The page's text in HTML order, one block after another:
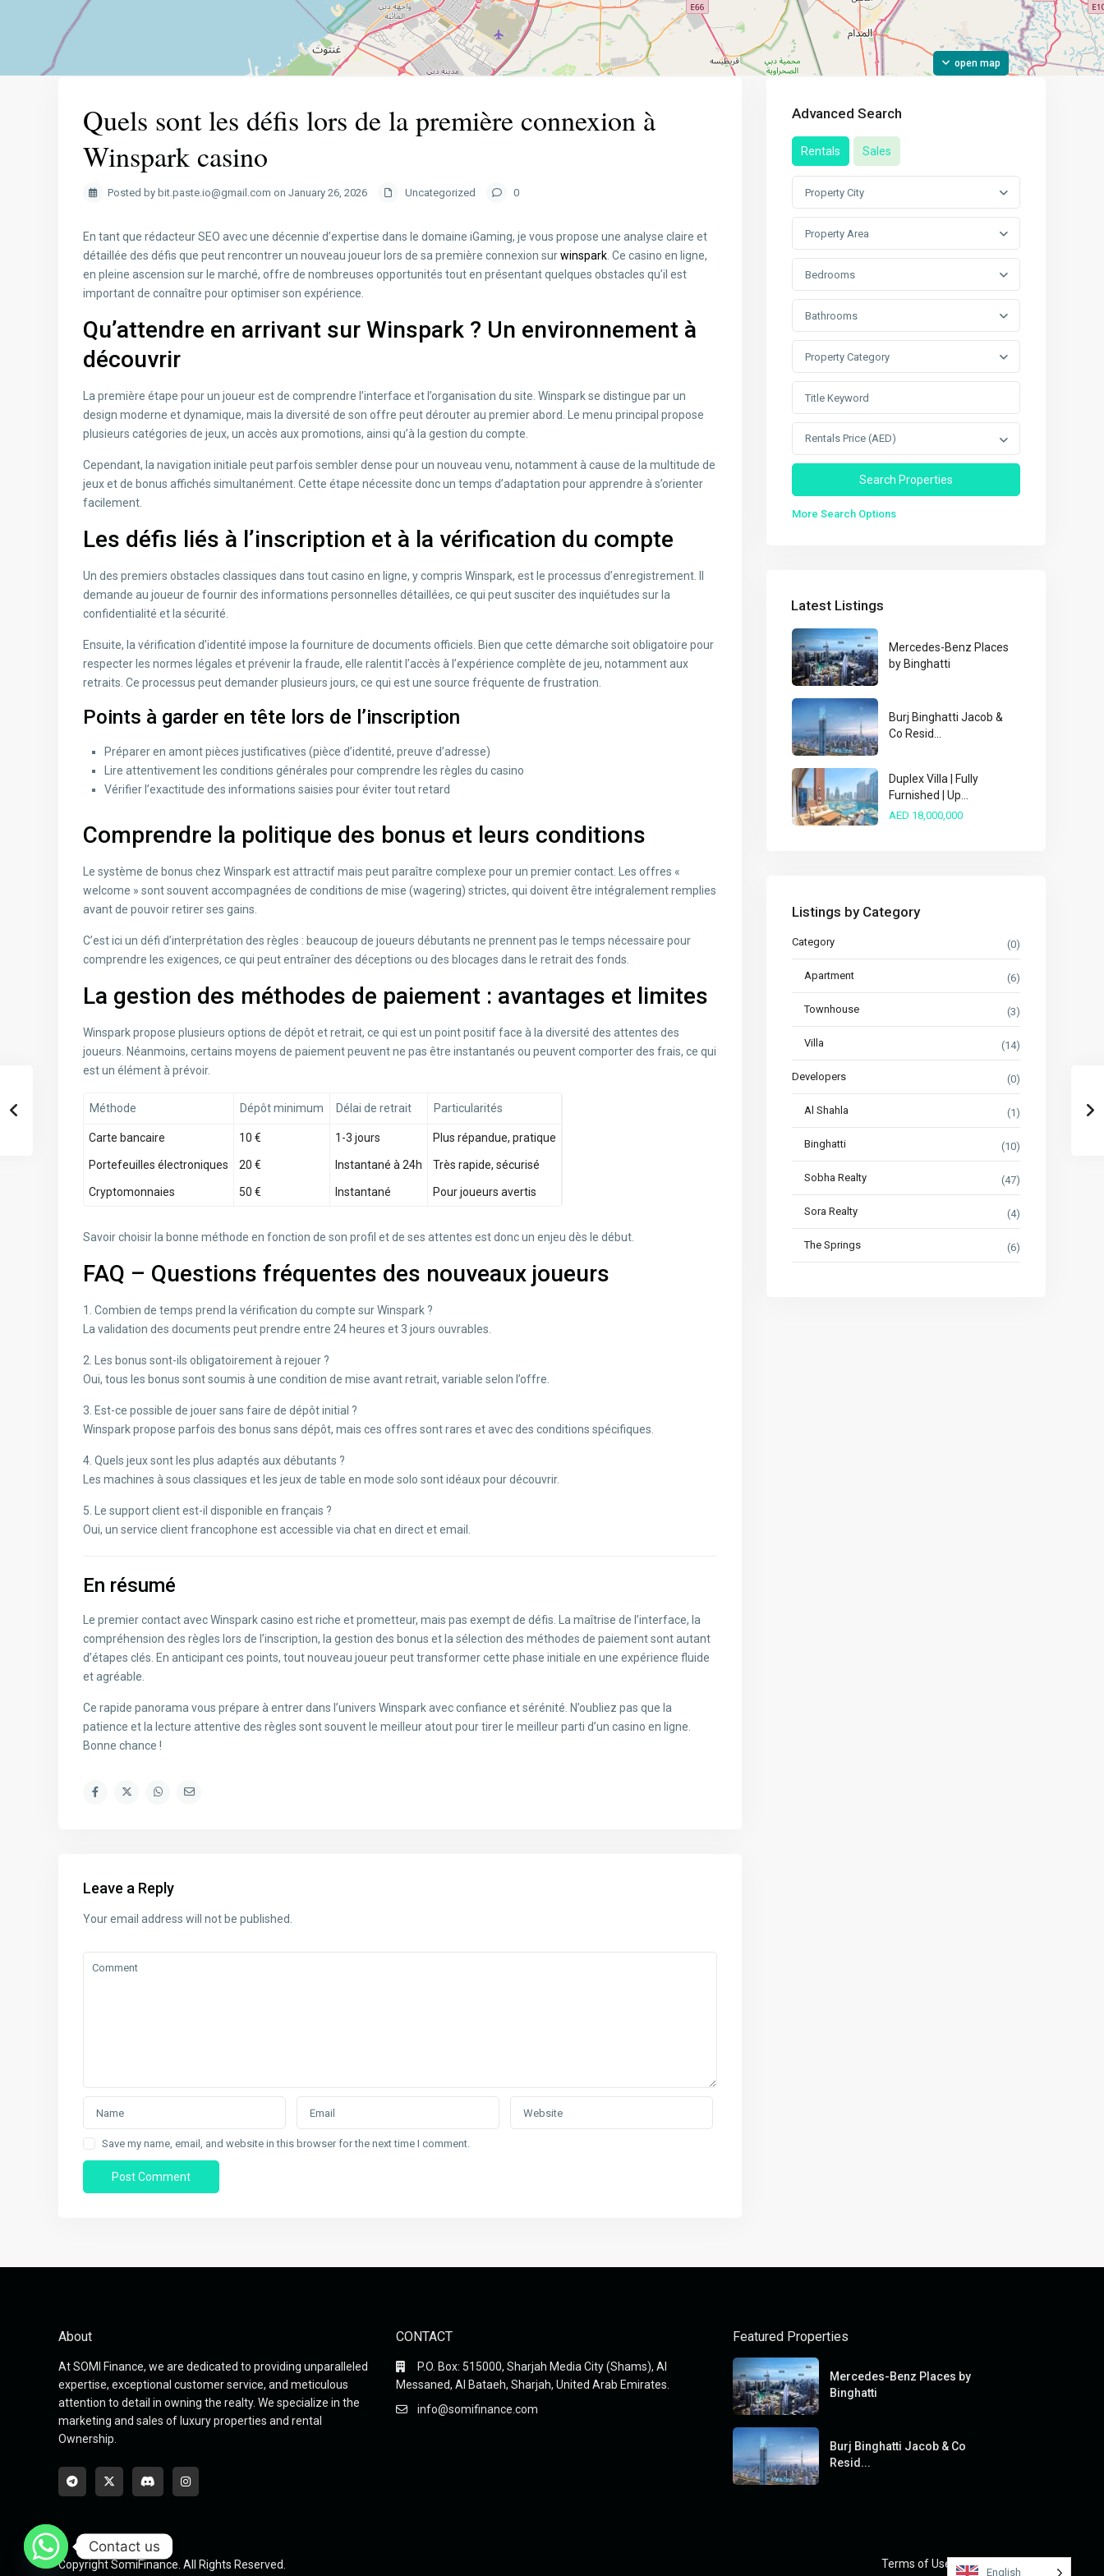
open map
Quels sont les défis lors de la première connexion à
Winspark casino
Posted by bit.paste.io@gmail.com on January 26, 2026 Uncategorized 0
En tant que rédacteur SEO avec une décennie d’expertise dans le domaine iGaming, je vous propose une analyse claire et
détaillée des défis que peut rencontrer un nouveau joueur lors de sa première connexion surwinspark . Ce casino en ligne,
en pleine ascension sur le marché, offre de nombreuses opportunités tout en présentant quelques obstacles qu’il est
important de connaître pour optimiser son expérience.
Qu’attendre en arrivant sur Winspark ? Un environnement à
découvrir
La première étape pour un joueur est de comprendre l’interface et l’organisation du site. Winspark se distingue par un
design moderne et dynamique, mais la diversité de son offre peut dérouter au premier abord. Le menu principal propose
plusieurs catégories de jeux, un accès aux promotions, ainsi qu’à la gestion du compte.
Cependant, la navigation initiale peut parfois sembler dense pour un nouveau venu, notamment à cause de la multitude de
jeux et de bonus affichés simultanément. Cette étape nécessite donc un temps d’adaptation pour apprendre à s’orienter
facilement.
Les défis liés à l’inscription et à la vérification du compte
Un des premiers obstacles classiques dans tout casino en ligne, y compris Winspark, est le processus d’enregistrement. Il
demande au joueur de fournir des informations personnelles détaillées, ce qui peut susciter des inquiétudes sur la
confidentialité et la sécurité.
Ensuite, la vérification d’identité impose la fourniture de documents officiels. Bien que cette démarche soit obligatoire pour
respecter les normes légales et prévenir la fraude, elle ralentit l’accès à l’expérience complète de jeu, notamment aux
retraits. Ce processus peut demander plusieurs jours, ce qui est une source fréquente de frustration.
Points à garder en tête lors de l’inscription
Préparer en amont pièces justificatives (pièce d’identité, preuve d’adresse)
Lire attentivement les conditions générales pour comprendre les règles du casino
Vérifier l’exactitude des informations saisies pour éviter tout retard
Comprendre la politique des bonus et leurs conditions
Le système de bonus chez Winspark est attractif mais peut paraître complexe pour un premier contact. Les offres «
welcome » sont souvent accompagnées de conditions de mise (wagering) strictes, qui doivent être intégralement remplies
avant de pouvoir retirer ses gains.
C’est ici un défi d’interprétation des règles : beaucoup de joueurs débutants ne prennent pas le temps nécessaire pour
comprendre les exigences, ce qui peut entraîner des déceptions ou des blocages dans le retrait des fonds.
La gestion des méthodes de paiement : avantages et limites
Winspark propose plusieurs options de dépôt et retrait, ce qui est un point positif face à la diversité des attentes des
joueurs. Néanmoins, certains moyens de paiement peuvent ne pas être instantanés ou peuvent comporter des frais, ce qui
est un élément à prévoir.
Méthode Dépôt minimum Délai de retrait Particularités
Carte bancaire 10 € 1-3 jours Plus répandue, pratique
Portefeuilles électroniques 20 € Instantané à 24h Très rapide, sécurisé
Cryptomonnaies 50 € Instantané Pour joueurs avertis
Savoir choisir la bonne méthode en fonction de son profil et de ses attentes est donc un enjeu dès le début.
FAQ – Questions fréquentes des nouveaux joueurs
1. Combien de temps prend la vérification du compte sur Winspark ?
La validation des documents peut prendre entre 24 heures et 3 jours ouvrables.
2. Les bonus sont-ils obligatoirement à rejouer ?
Oui, tous les bonus sont soumis à une condition de mise avant retrait, variable selon l’offre.
3. Est-ce possible de jouer sans faire de dépôt initial ?
Winspark propose parfois des bonus sans dépôt, mais ces offres sont rares et avec des conditions spécifiques.
4. Quels jeux sont les plus adaptés aux débutants ?
Les machines à sous classiques et les jeux de table en mode solo sont idéaux pour découvrir.
5. Le support client est-il disponible en français ?
Oui, un service client francophone est accessible via chat en direct et email.
En résumé
Le premier contact avec Winspark casino est riche et prometteur, mais pas exempt de défis. La maîtrise de l’interface, la
compréhension des règles lors de l’inscription, la gestion des bonus et la sélection des méthodes de paiement sont autant
d’étapes clés. En anticipant ces points, tout nouveau joueur peut transformer cette phase initiale en une expérience fluide
et agréable.
Ce rapide panorama vous prépare à entrer dans l’univers Winspark avec confiance et sérénité. N’oubliez pas que la
patience et la lecture attentive des règles sont souvent le meilleur atout pour tirer le meilleur parti d’un casino en ligne.
Bonne chance !
Leave a Reply
Your email address will not be published.
Save my name, email, and website in this browser for the next time I comment.
Advanced Search
Rentals Sales
Property City
Property Area
Bedrooms
Bathrooms
Property Category
Rentals Price (AED)
More Search Options
Latest Listings
Mercedes-Benz Places
by Binghatti
Burj Binghatti Jacob &
Co Resid...
Duplex Villa | Fully
Furnished | Up...
AED 18,000,000
Listings by Category
Category (0)
Apartment (6)
Townhouse (3)
Villa (14)
Developers (0)
Al Shahla (1)
Binghatti (10)
Sobha Realty (47)
Sora Realty (4)
The Springs (6)
About
At SOMI Finance, we are dedicated to providing unparalleled
expertise, exceptional customer service, and meticulous
attention to detail in owning the realty. We specialize in the
marketing and sales of luxury properties and rental
Ownership.
CONTACT
P.O. Box: 515000, Sharjah Media City (Shams), Al
Messaned, Al Bataeh, Sharjah, United Arab Emirates.
info@somifinance.com
Featured Properties
Mercedes-Benz Places by
Binghatti
Burj Binghatti Jacob & Co
Resid...
Copyright SomiFinance. All Rights Reserved. Terms of Use Privacy Policy
English
Contact us